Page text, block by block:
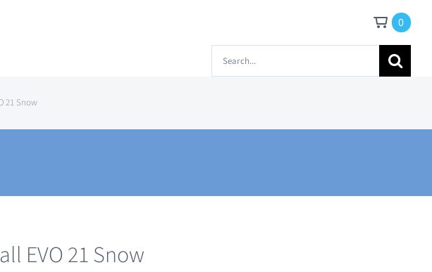
0
Zoeken
naar:
21 Snow
EVO 21 Snow